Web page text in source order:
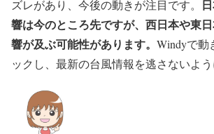
ズレがあり、今後の動きが注目です。
響は今のところ先ですが、西日本や東
響が及ぶ可能性があります。 Windyで動
ックし、最新の台風情報を逃さないよう